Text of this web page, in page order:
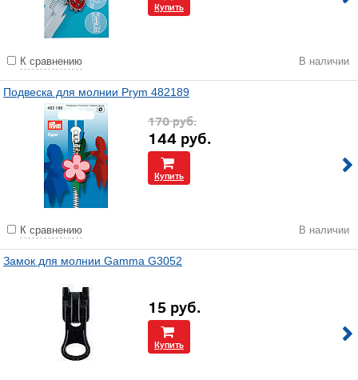
Купить
К сравнению В наличии
Подвеска для молнии Prym 482189
170руб.
144 руб.
Купить
К сравнению В наличии
Замок для молнии Gamma G3052
15 руб.
Купить